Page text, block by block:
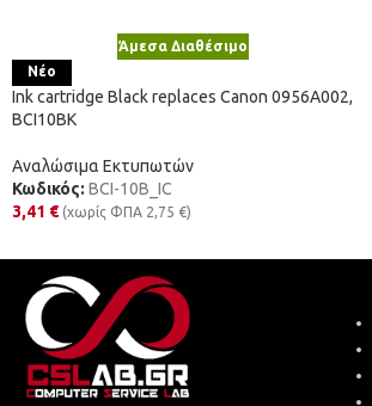
Άμεσα Διαθέσιμο
Νέο
Ink cartridge Black replaces Canon 0956A002,
BCI10BK
Αναλώσιμα Εκτυπωτών
Κωδικός: BCI-10B_IC
3,41 € (χωρίς ΦΠΑ 2,75 €)